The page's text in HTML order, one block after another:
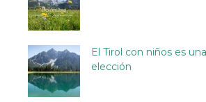
El Tirol con niños es
elección